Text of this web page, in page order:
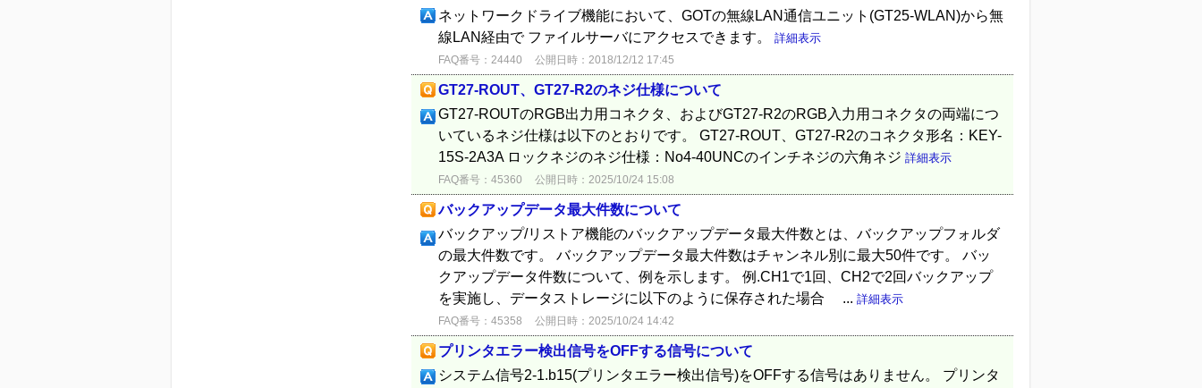
ネットワークドライブ機能において、GOTの無線LAN通信ユニット(GT25-WLAN)から無
線LAN経由で ファイルサーバにアクセスできます。 詳細表示
FAQ番号：24440 公開日時：2018/12/12 17:45
GT27-ROUT、GT27-R2のネジ仕様について
GT27-ROUTのRGB出力用コネクタ、およびGT27-R2のRGB入力用コネクタの両端につ
いているネジ仕様は以下のとおりです。 GT27-ROUT、GT27-R2のコネクタ形名：KEY-
15S-2A3A ロックネジのネジ仕様：No4-40UNCのインチネジの六角ネジ 詳細表示
FAQ番号：45360 公開日時：2025/10/24 15:08
バックアップデータ最大件数について
バックアップ/リストア機能のバックアップデータ最大件数とは、バックアップフォルダ
の最大件数です。 バックアップデータ最大件数はチャンネル別に最大50件です。 バッ
クアップデータ件数について、例を示します。 例.CH1で1回、CH2で2回バックアップ
を実施し、データストレージに以下のように保存された場合 ... 詳細表示
FAQ番号：45358 公開日時：2025/10/24 14:42
プリンタエラー検出信号をOFFする信号について
システム信号2-1.b15(プリンタエラー検出信号)をOFFする信号はありません。 プリンタ